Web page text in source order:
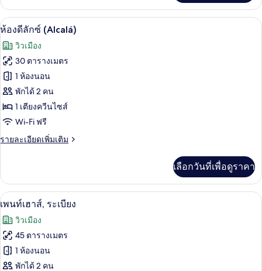
เกี่ยว
กับ
ห้อง
เนียร์
สวี
(Alcalá)
เปิด
ภาพถ่าย
ทั้งหมด
ของ
ห้อง
ดี
ลัก
ซ์
ห้องดีลักซ์ (Alcalá) | เครื่องนอนป้องกั
6
ห้องดีลักซ์ (Alcalá)
วิวเมือง
30 ตารางเมตร
1 ห้องนอน
พักได้ 2 คน
1 เตียงควีนไซส์
Wi-Fi ฟรี
รายละเอียดเพิ่มเติม
ราย
เกี่ยว
กับ
ห้อง
ลัก
ซ์
(Alcalá)
เลือกวันที่เพื่อดูราคา
เปิด
ภาพถ่าย
ทั้งหมด
ของ
เพ
เครื่องนอนป้องกันสารก่อภูมิแพ้, ผ้านว
11
เพนท์เฮาส์, ระเบียง
วิวเมือง
45 ตารางเมตร
1 ห้องนอน
พักได้ 2 คน